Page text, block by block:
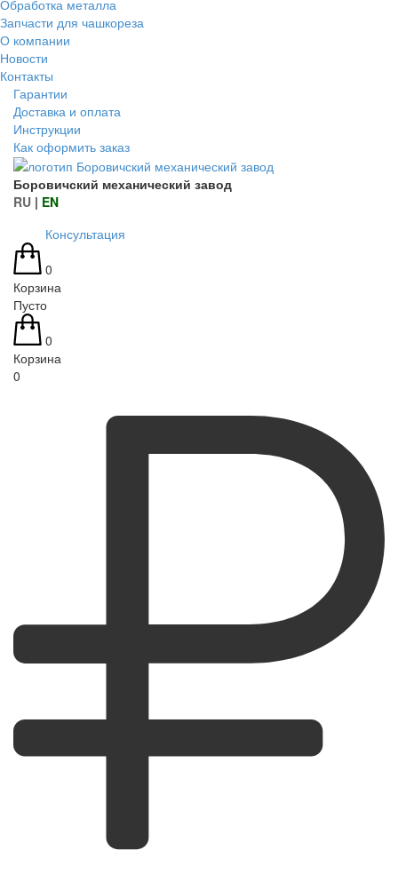
Обработка металла
Запчасти для чашкореза
О компании
Новости
Контакты
Гарантии
Доставка и оплата
Инструкции
Как оформить заказ
Боровичский механический завод
RU | EN
Консультация
0
Корзина
Пусто
0
Корзина
0